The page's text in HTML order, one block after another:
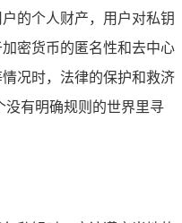
的个人财产，用户对私钥
密货币的匿名性和去中心
况时，法律的保护和救济
没有明确规则的世界里寻